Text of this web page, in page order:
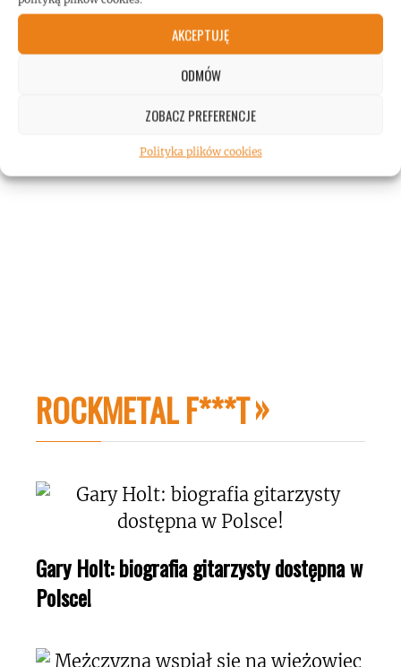
AKCEPTUJĘ
ODMÓW
ZOBACZ PREFERENCJE
Polityka plików cookies
ROCKMETAL F***T
Gary Holt: biografia gitarzysty dostępna w
Polsce!